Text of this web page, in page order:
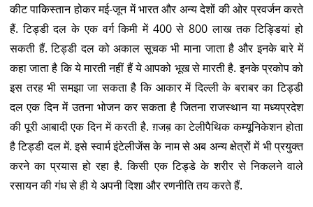
कीट पाकिस्तान होकर मई-जून में भारत और अन्य देशों की ओर प्रवर्जन करते
हैं. टिड्डी दल के एक वर्ग किमी में 400 से 800 लाख तक टिड्डियां हो
सकती हैं. टिड्डी दल को अकाल सूचक भी माना जाता है और इनके बारे में
कहा जाता है कि ये मारती नहीं हैं ये आपको भूख से मारती है. इनके प्रकोप को
इस तरह भी समझा जा सकता है कि आकार में दिल्ली के बराबर का टिड्डी
दल एक दिन में उतना भोजन कर सकता है जितना राजस्थान या मध्यप्रदेश
की पूरी आबादी एक दिन में करती है. ग़जब़ का टेलीपैथिक कम्यूनिकेशन होता
है टिड्डी दल में. इसे स्वार्म इंटेलीजेंस के नाम से अब अन्य क्षेत्रों में भी प्रयुक्त
करने का प्रयास हो रहा है. किसी एक टिड्डे के शरीर से निकलने वाले
रसायन की गंध से ही ये अपनी दिशा और रणनीति तय करते हैं.